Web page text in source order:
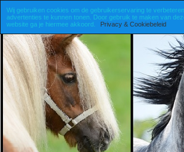
Wij gebruiken cookies om de gebruikerservaring te
advertenties te kunnen tonen. Door gebruik te maken van
website ga je hiermee akkoord.
Privacy & Cookiebeleid